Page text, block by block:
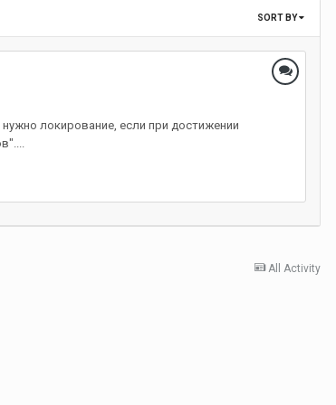
SORT BY
локирование, если при достижении
All Activity